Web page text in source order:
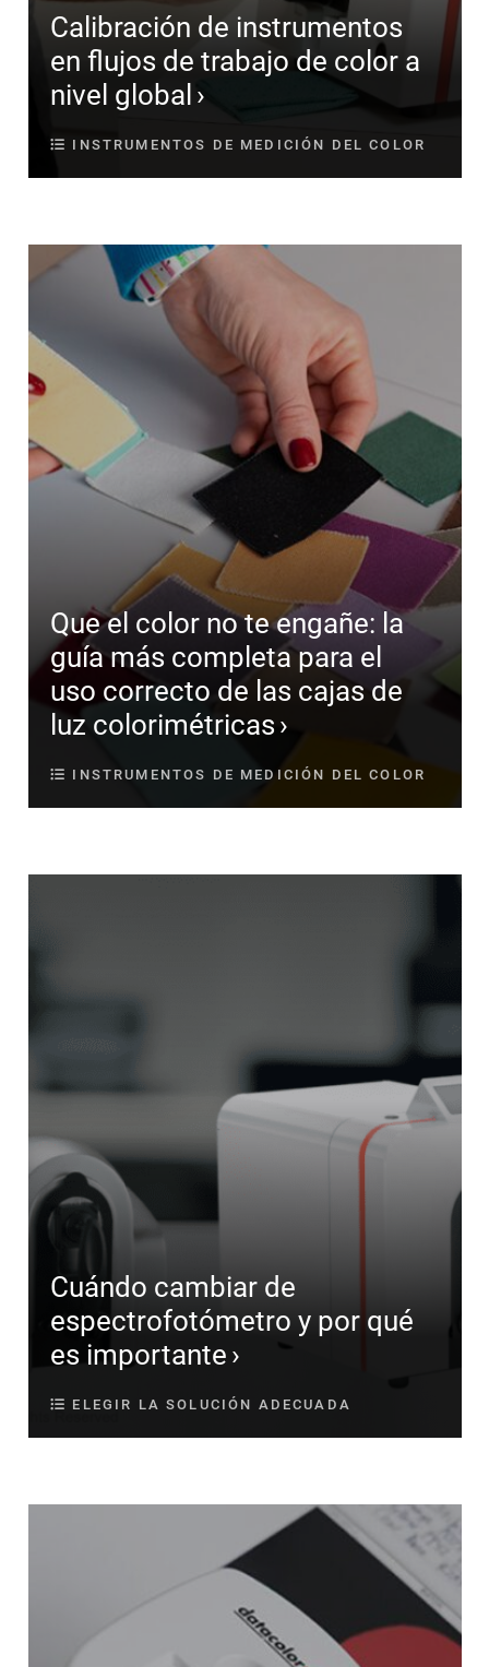
Calibración de instrumentos
en flujos de trabajo de color a
nivel global
INSTRUMENTOS DE MEDICIÓN DEL COLOR
Que el color no te engañe: la
guía más completa para el
uso correcto de las cajas de
luz colorimétricas
INSTRUMENTOS DE MEDICIÓN DEL COLOR
Cuándo cambiar de
espectrofotómetro y por qué
es importante
ELEGIR LA SOLUCIÓN ADECUADA